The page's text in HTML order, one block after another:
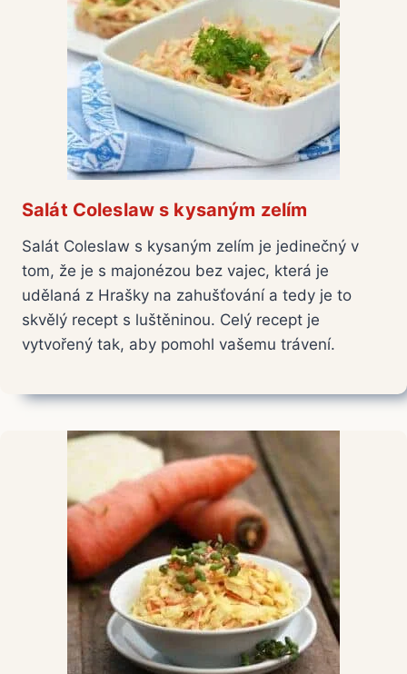
Salát Coleslaw s kysaným zelím
Salát Coleslaw s kysaným zelím je jedinečný v
tom, že je s majonézou bez vajec, která je
udělaná z Hrašky na zahušťování a tedy je to
skvělý recept s luštěninou. Celý recept je
vytvořený tak, aby pomohl vašemu trávení.